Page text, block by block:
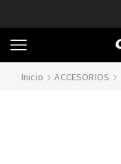
Inicio ACCESORIOS